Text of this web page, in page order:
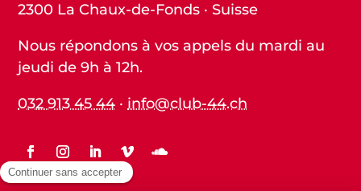
2300 La Chaux-de-Fonds · Suisse
Nous répondons à vos appels du mardi au
jeudi de 9h à 12h.
032 913 45 44 ·info@club-44.ch